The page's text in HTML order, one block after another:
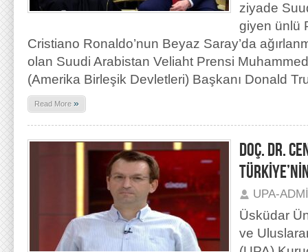
ziyade
giyen ünlü
Cristiano Ronaldo’nun Beyaz Saray’da
olan Suudi Arabistan Veliaht Prensi Muhammed
(Amerika Birleşik Devletleri) Başkanı Donald
Read More »
DOÇ. DR.
UPA-
Üsküdar
ve